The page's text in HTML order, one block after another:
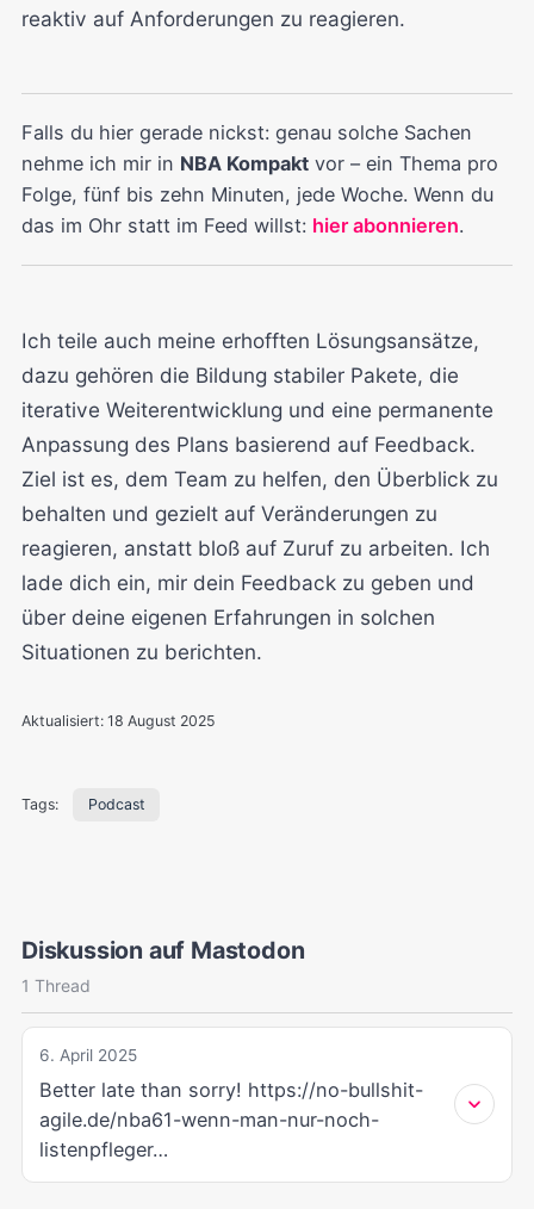
reaktiv auf Anforderungen zu reagieren.
Falls du hier gerade nickst: genau solche Sachen
nehme ich mir in NBA Kompaktvor – ein Thema pro
Folge, fünf bis zehn Minuten, jede Woche. Wenn du
das im Ohr statt im Feed willst: hier abonnieren.
Ich teile auch meine erhofften Lösungsansätze,
dazu gehören die Bildung stabiler Pakete, die
iterative Weiterentwicklung und eine permanente
Anpassung des Plans basierend auf Feedback.
Ziel ist es, dem Team zu helfen, den Überblick zu
behalten und gezielt auf Veränderungen zu
reagieren, anstatt bloß auf Zuruf zu arbeiten. Ich
lade dich ein, mir dein Feedback zu geben und
über deine eigenen Erfahrungen in solchen
Situationen zu berichten.
Aktualisiert: 18 August 2025
Tags: Podcast